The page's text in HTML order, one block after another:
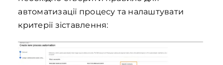
автоматизації процесу та налаштувати
критерії зіставлення: